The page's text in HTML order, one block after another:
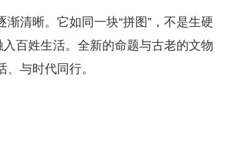
清晰。它如同一块“拼图”，不是生硬
百姓生活。全新的命题与古老的文物
与时代同行。